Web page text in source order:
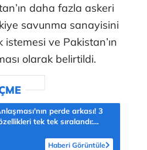
daha fazla askeri
savunma sanayisini
ve Pakistan’ın
olarak belirtildi.
perde arkası! 3
tek tek sıralandı:
Haberi Görüntüle